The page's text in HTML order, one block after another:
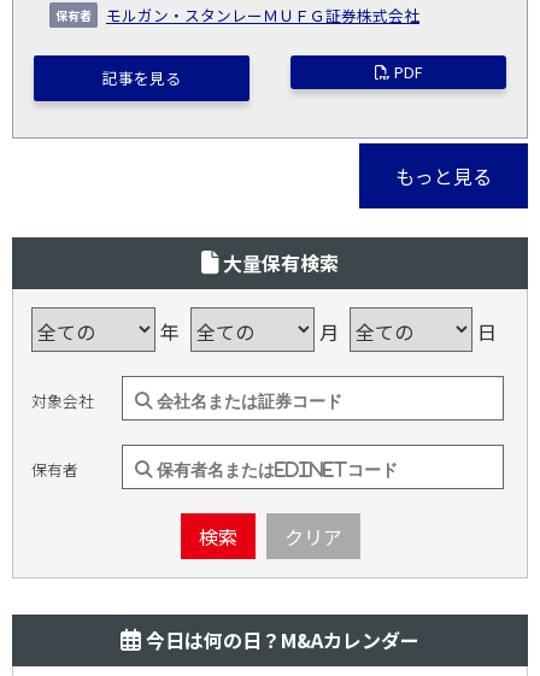
モルガン・スタンレーＭＵＦＧ証券株式会社
記事を見る PDF
もっと見る
大量保有検索
年 月 日
対象会社
保有者
検索 クリア
今日は何の日？M&Aカレンダー